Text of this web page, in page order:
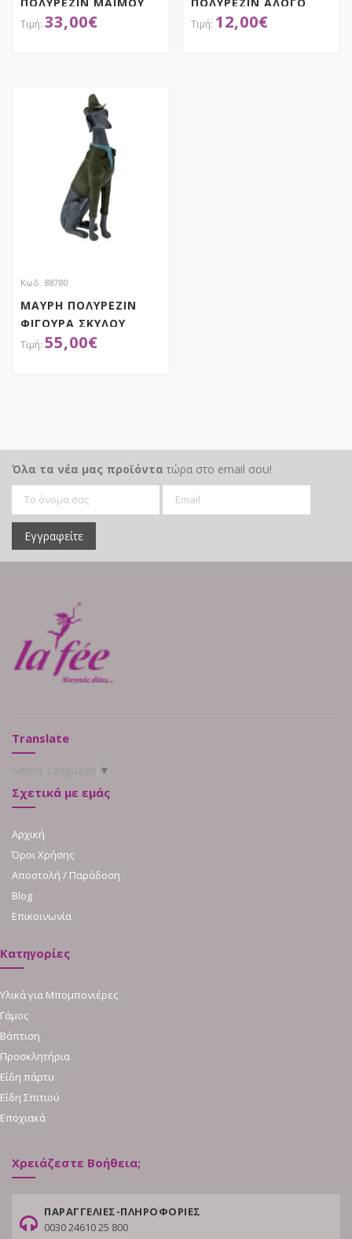
ΠΟΥ ΠΑΙΖΕΙ
33,00€
23X11X28.5EK ΣΕ ΒΑΣΗ
12,00€
Κωδ. 88780
ΜΑΥΡΗ ΠΟΛΥΡΕΖΙΝ
ΦΙΓΟΥΡΑ ΣΚΥΛΟΥ
16Χ42ΕΚ
55,00€
Όλα τα νέα μας προϊόντα τώρα στο email σου!
Εγγραφείτε
Translate
▼
Σχετικά με εμάς
Αρχική
Όροι Χρήσης
Αποστολή / Παράδοση
Blog
Επικοινωνία
Κατηγορίες
Υλικά για Μπομπονιέρες
Γάμος
Βάπτιση
Προσκλητήρια
Είδη πάρτυ
Είδη Σπιτιού
Εποχιακά
Χρειάζεστε Βοήθεια;
ΠΑΡΑΓΓΕΛΙΕΣ-ΠΛΗΡΟΦΟΡΙΕΣ
0030 24610 25 800